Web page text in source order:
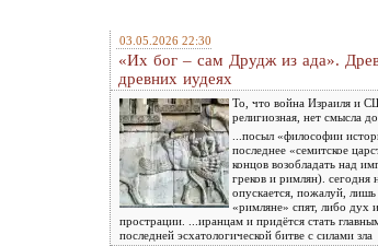
03.05.2026 22:30
«Их бог – сам Друдж из ада».
древних иудеях
То, что война Израиля и
религиозная, нет смысла
...посыл «философии
последнее «семитское
концов возобладать над
греков и римлян). сегодня
опускается, пожалуй,
«римляне» спят, либо дух
прострации. ...иранцам и придётся стать
последней эсхатологической битве с силами зла